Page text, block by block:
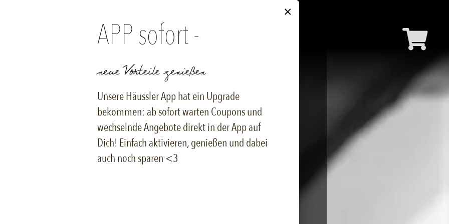
×
APP sofort -
neue Vorteile genießen
Unsere Häussler App hat ein Upgrade
bekommen: ab sofort warten Coupons und
wechselnde Angebote direkt in der App auf
Dich! Einfach aktivieren, genießen und dabei
auch noch sparen <3
Shop Career Contact